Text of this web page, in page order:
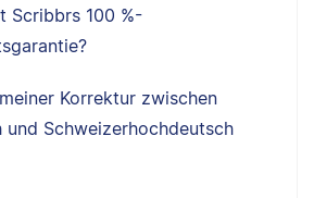
Scribbrs 100 %-
Korrektur zwischen
und Schweizerhochdeutsch